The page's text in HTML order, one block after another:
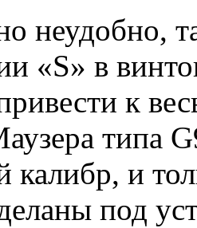
неудобно,
«S» в
к
типа
калибр, и
под